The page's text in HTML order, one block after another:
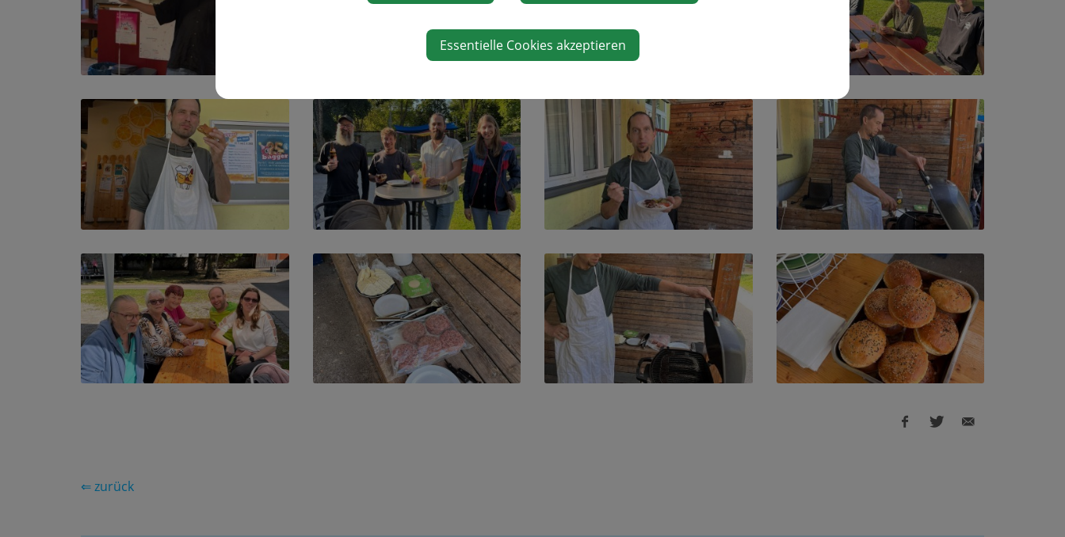
⇐ zurück
Essentielle Cookies akzeptieren